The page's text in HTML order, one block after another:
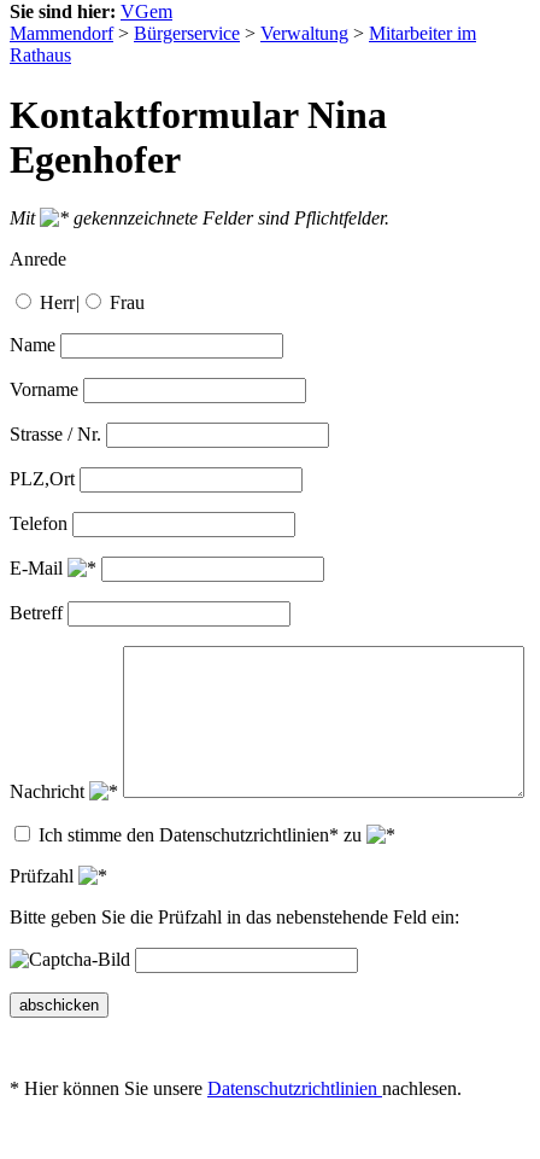
Sie sind hier: VGem
Mammendorf> Bürgerservice > Verwaltung > Mitarbeiter im
Rathaus
Kontaktformular Nina
Egenhofer
Mit
gekennzeichnete Felder sind Pflichtfelder.
Anrede
Herr| Frau
Name
Vorname
Strasse / Nr.
PLZ,Ort
Telefon
E-Mail
Betreff
Nachricht
Ich stimme den Datenschutzrichtlinien* zu
Prüfzahl
Bitte geben Sie die Prüfzahl in das nebenstehende Feld ein:
abschicken
* Hier können Sie unsere Datenschutzrichtlinien nachlesen.